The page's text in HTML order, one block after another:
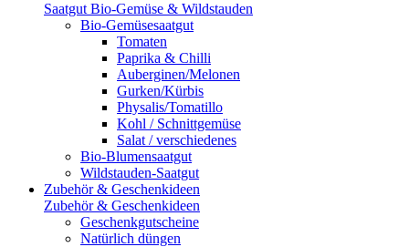
Saatgut Bio-Gemüse & Wildstauden
Bio-Gemüsesaatgut
Tomaten
Paprika & Chilli
Auberginen/Melonen
Gurken/Kürbis
Physalis/Tomatillo
Kohl / Schnittgemüse
Salat / verschiedenes
Bio-Blumensaatgut
Wildstauden-Saatgut
Zubehör & Geschenkideen
Zubehör & Geschenkideen
Geschenkgutscheine
Natürlich düngen